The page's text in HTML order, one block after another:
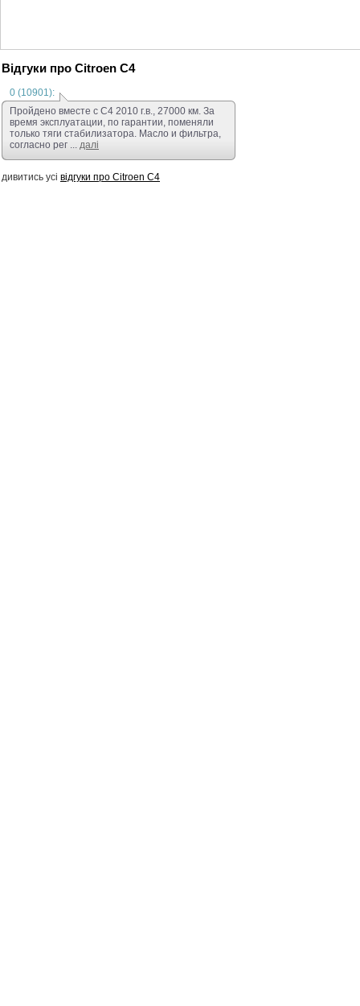
Відгуки про Citroen C4
0 (10901):
Пройдено вместе с С4 2010 г.в., 27000 км. За
время эксплуатации, по гарантии, поменяли
только тяги стабилизатора. Масло и фильтра,
согласно рег ... далі
дивитись усі відгуки про Citroen C4